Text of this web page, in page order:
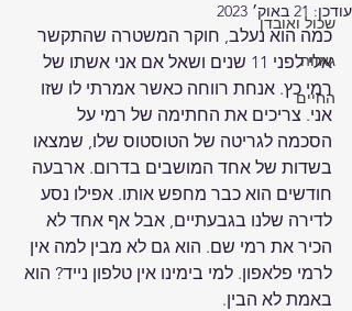
שכול ואובדן
גאווה
החיים
עודכן: 21 באוק׳ 2023
כמה הוא נעלב, חוקר המשטרה שהתקשר
אלי לפני 11 שנים ושאל אם אני אשתו של
רמי כץ. אנחת רווחה כאשר אמרתי לו שזו
אני. צריכים את החתימה של רמי על
הסכמה לגריטה של הטוסטוס שלו, שמצאו
בשדות של אחד המושבים בדרום. ארבעה
חודשים הוא כבר מחפש אותו. אפילו נסע
לדירה שלנו בגבעתיים, אבל אף אחד לא
הכיר את רמי שם. הוא גם לא מבין למה אין
לרמי פלאפון. למי בימינו אין טלפון נייד? הוא
באמת לא הבין.